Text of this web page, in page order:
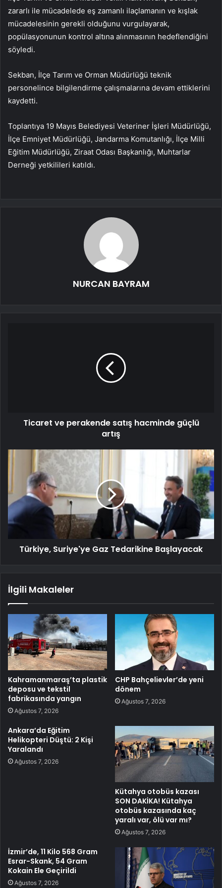
zararlı ile mücadelede eş zamanlı ilaçlamanın ve kışlak
mücadelesinin gerekli olduğunu vurgulayarak,
popülasyonunun kontrol altına alınmasının hedeflendiğini
söyledi.
Sekban, İlçe Tarım ve Orman Müdürlüğü teknik
personelince bilgilendirme çalışmalarına devam ettiklerini
kaydetti.
Toplantıya 19 Mayıs Belediyesi Veteriner İşleri Müdürlüğü,
İlçe Emniyet Müdürlüğü, Jandarma Komutanlığı, İlçe Milli
Eğitim Müdürlüğü, Ziraat Odası Başkanlığı, Muhtarlar
Derneği yetkilileri katıldı.
NURCAN BAYRAM
Ticaret ve perakende satış hacminde güçlü
artış
Türkiye, Suriye'ye Gaz Tedarikine Başlayacak
İlgili Makaleler
Kahramanmaraş’ta plastik
deposu ve tekstil
fabrikasında yangın
Ağustos 7, 2026
CHP Bahçelievler’de yeni
dönem
Ağustos 7, 2026
Ankara’da Eğitim
Helikopteri Düştü: 2 Kişi
Yaralandı
Ağustos 7, 2026
Kütahya otobüs kazası
SON DAKİKA! Kütahya
otobüs kazasında kaç
yaralı var, ölü var mı?
Ağustos 7, 2026
İzmir’de, 11 Kilo 568 Gram
Esrar-Skank, 54 Gram
Kokain Ele Geçirildi
Ağustos 7, 2026